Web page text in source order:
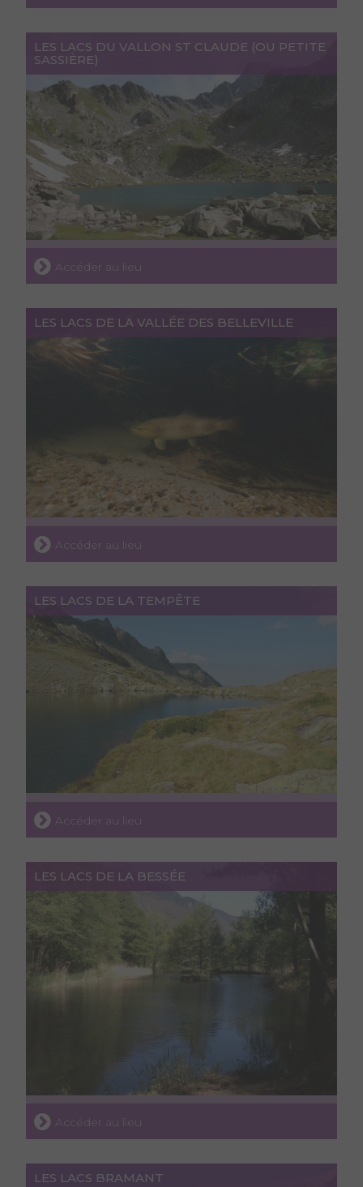
LES LACS DU VALLON ST CLAUDE (OU PETITE
SASSIÈRE)
Accéder au lieu
LES LACS DE LA VALLÉE DES BELLEVILLE
Accéder au lieu
LES LACS DE LA TEMPÊTE
Accéder au lieu
LES LACS DE LA BESSÉE
Accéder au lieu
LES LACS BRAMANT